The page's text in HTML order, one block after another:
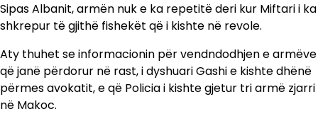
Sipas Albanit, armën nuk e ka repetitë deri kur Miftari i ka
shkrepur të gjithë fishekët që i kishte në revole.
Aty thuhet se informacionin për vendndodhjen e armëve
që janë përdorur në rast, i dyshuari Gashi e kishte dhënë
përmes avokatit, e që Policia i kishte gjetur tri armë zjarri
në Makoc.